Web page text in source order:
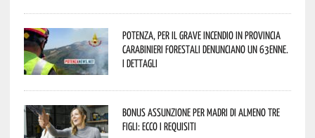
Potenza, per il grave incendio in Provincia
Carabinieri forestali denunciano un 63enne.
I dettagli
Bonus assunzione per madri di almeno tre
figli: ecco i requisiti